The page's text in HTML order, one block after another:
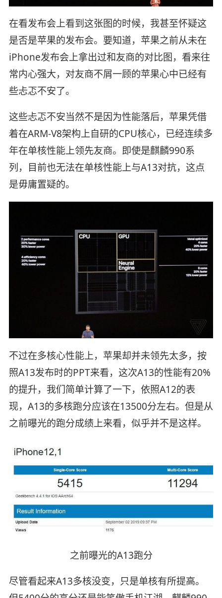
在看发布会上看到这张图的时候，我甚至怀疑这
是否是苹果的发布会。要知道，苹果之前从未在
iPhone发布会上拿出过和友商的对比图，看来往
常内心强大，对友商不屑一顾的苹果心中已经有
些忐忑不安了。
这些忐忑不安当然不是因为性能落后，苹果凭借
着在ARM-V8架构上自研的CPU核心，已经连续多
年在单核性能上领先友商。即使是麒麟990系
列，目前也无法在单核性能上与A13对抗，这点
是毋庸置疑的。
不过在多核心性能上，苹果却并未领先太多，按
照A13发布时的PPT来看，这次A13的性能有20%
的提升，我们简单计算了一下，依照A12的表
现，A13的多核跑分应该在13500分左右。但是从
之前曝光的跑分成绩上来看，似乎并不是这样。
之前曝光的A13跑分
尽管看起来A13多核没变，只是单核有所提高。